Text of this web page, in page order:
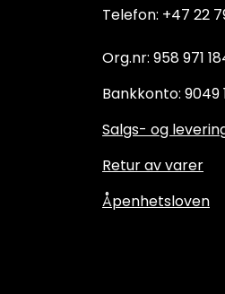
Telefon: +47 22
Org.nr: 958 971
Bankkonto: 9049
Salgs- og
Retur av varer
Åpenhetsloven